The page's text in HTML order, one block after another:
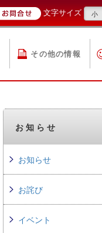
文字サイズ 小
その他の情報
お知らせ
お知らせ
お詫び
イベント